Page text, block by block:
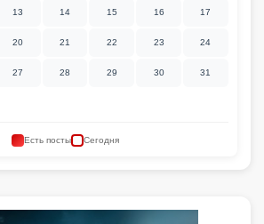
13 14 15 16 17
20 21 22 23 24
27 28 29 30 31
Есть посты Сегодня